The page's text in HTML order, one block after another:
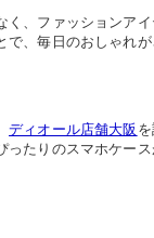
く、ファッションア
で、毎日のおしゃれ
ディオール店舗大阪
ったりのスマホケー